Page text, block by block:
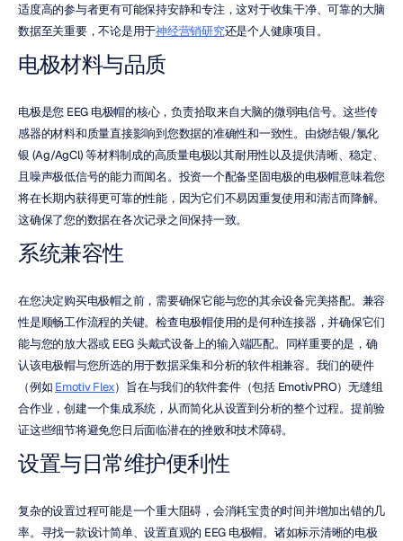
适度高的参与者更有可能保持安静和专注，这对于收集干净、可靠的大脑
数据至关重要，不论是用于神经营销研究还是个人健康项目。
电极材料与品质
电极是您 EEG 电极帽的核心，负责拾取来自大脑的微弱电信号。这些传
感器的材料和质量直接影响到您数据的准确性和一致性。由烧结银/氯化
银 (Ag/AgCl) 等材料制成的高质量电极以其耐用性以及提供清晰、稳定、
且噪声极低信号的能力而闻名。投资一个配备坚固电极的电极帽意味着您
将在长期内获得更可靠的性能，因为它们不易因重复使用和清洁而降解。
这确保了您的数据在各次记录之间保持一致。
系统兼容性
在您决定购买电极帽之前，需要确保它能与您的其余设备完美搭配。兼容
性是顺畅工作流程的关键。检查电极帽使用的是何种连接器，并确保它们
能与您的放大器或 EEG 头戴式设备上的输入端匹配。同样重要的是，确
认该电极帽与您所选的用于数据采集和分析的软件相兼容。我们的硬件
（例如 Emotiv Flex）旨在与我们的软件套件（包括 EmotivPRO）无缝组
合作业，创建一个集成系统，从而简化从设置到分析的整个过程。提前验
证这些细节将避免您日后面临潜在的挫败和技术障碍。
设置与日常维护便利性
复杂的设置过程可能是一个重大阻碍，会消耗宝贵的时间并增加出错的几
率。寻找一款设计简单、设置直观的 EEG 电极帽。诸如标示清晰的电极